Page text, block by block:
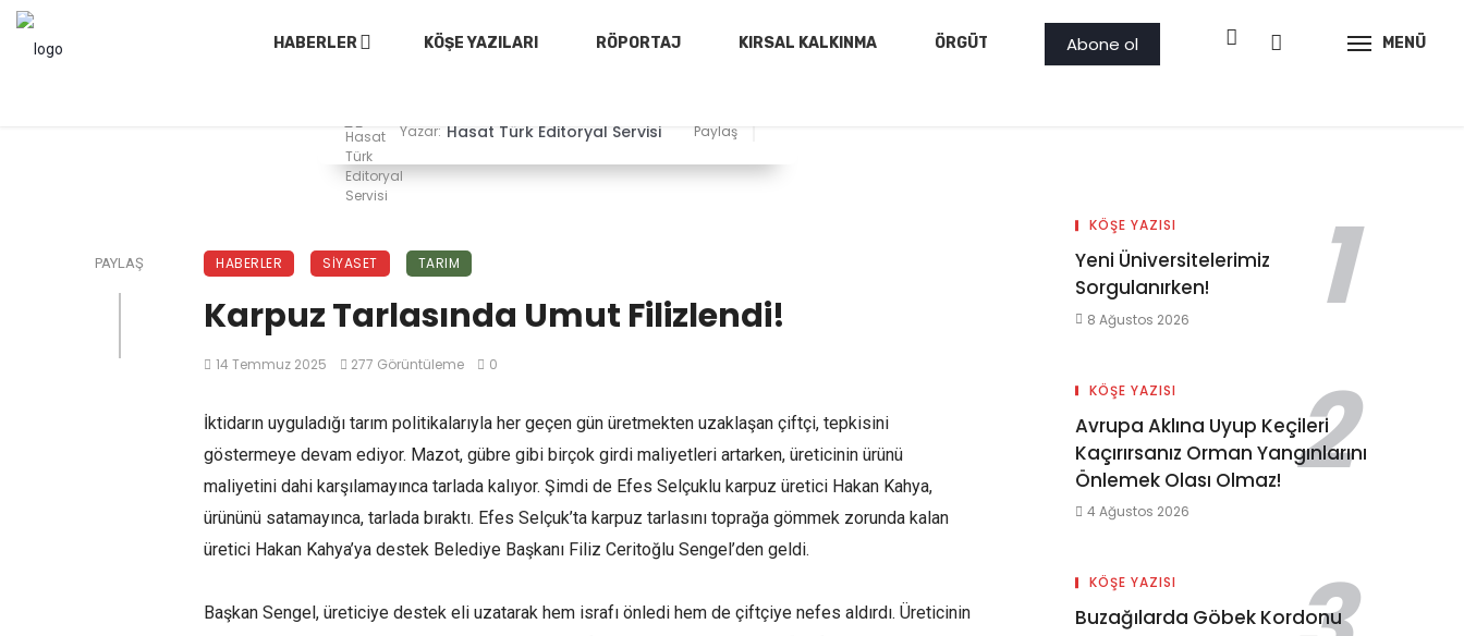
HABERLER KÖŞE YAZILARI RÖPORTAJ KIRSAL KALKINMA ÖRGÜTLER PROJE AMBAR GÖRSEL
Abone ol MENÜ
Yazar: Hasat Türk Editoryal Servisi Paylaş
PAYLAŞ HABERLER SIYASET TARIM
Karpuz Tarlasında Umut Filizlendi!
14 Temmuz 2025 277 Görüntüleme 0
İktidarın uyguladığı tarım politikalarıyla her geçen gün üretmekten uzaklaşan çiftçi, tepkisini
göstermeye devam ediyor. Mazot, gübre gibi birçok girdi maliyetleri artarken, üreticinin ürünü
maliyetini dahi karşılamayınca tarlada kalıyor. Şimdi de Efes Selçuklu karpuz üretici Hakan Kahya,
ürününü satamayınca, tarlada bıraktı. Efes Selçuk’ta karpuz tarlasını toprağa gömmek zorunda kalan
üretici Hakan Kahya’ya destek Belediye Başkanı Filiz Ceritoğlu Sengel’den geldi.
Başkan Sengel, üreticiye destek eli uzatarak hem israfı önledi hem de çiftçiye nefes aldırdı. Üreticinin
KÖŞE YAZISI
Yeni Üniversitelerimiz
Sorgulanırken!
8 Ağustos 2026
KÖŞE YAZISI
Avrupa Aklına Uyup Keçileri
Kaçırırsanız Orman Yangınlarını
Önlemek Olası Olmaz!
4 Ağustos 2026
KÖŞE YAZISI
Buzağılarda Göbek Kordonu